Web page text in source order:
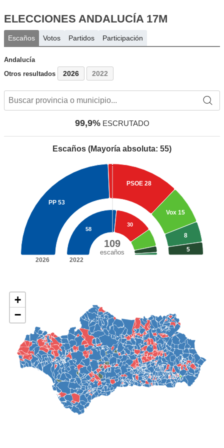
ELECCIONES ANDALUCÍA 17M
Escaños Votos Partidos Participación
Andalucía
Otros resultados
2026 2022
99,9%ESCRUTADO
Escaños (Mayoría absoluta: 55)
109
escaños
PP 53
PSOE 28
Vox 15
8
5
58
30
2026 2022
+
−